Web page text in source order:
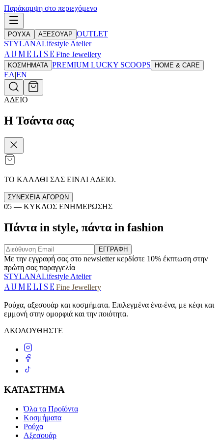
Παράκαμψη στο περιεχόμενο
ΡΟΥΧΑ ΑΞΕΣΟΥΑΡ OUTLET
STYLANALifestyle Atelier
AUMELISEFine Jewellery
ΚΟΣΜΗΜΑΤΑ PREMIUM LUCKY SCOOPS HOME & CARE
ΕΛ|EN
ΑΔΕΙΟ
Η Τσάντα σας
ΤΟ ΚΑΛΑΘΙ ΣΑΣ ΕΙΝΑΙ ΑΔΕΙΟ.
ΣΥΝΕΧΕΙΑ ΑΓΟΡΩΝ
05 — ΚΥΚΛΟΣ ΕΝΗΜΕΡΩΣΗΣ
Πάντα in style, πάντα in fashion
ΕΓΓΡΑΦΗ
Με την εγγραφή σας στο newsletter κερδίστε 10% έκπτωση στην
πρώτη σας παραγγελία
STYLANALifestyle Atelier
AUMELISEFine Jewellery
Ρούχα, αξεσουάρ και κοσμήματα. Επιλεγμένα ένα-ένα, με κέφι και
εμμονή στην ομορφιά και την ποιότητα.
ΑΚΟΛΟΥΘΗΣΤΕ
ΚΑΤΑΣΤΗΜΑ
Όλα τα Προϊόντα
Κοσμήματα
Ρούχα
Αξεσουάρ